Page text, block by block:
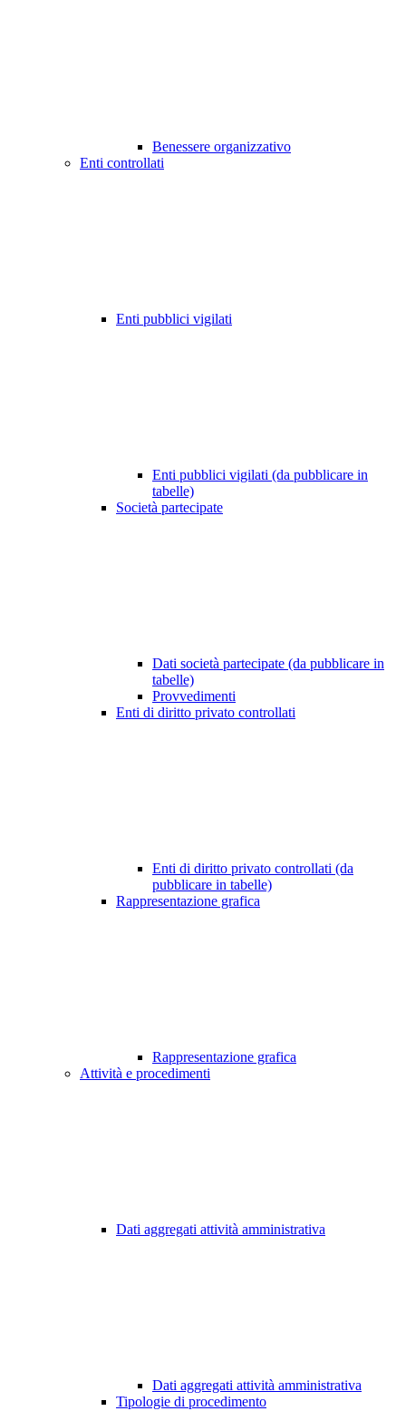
Benessere organizzativo
Enti controllati
Enti pubblici vigilati
Enti pubblici vigilati (da pubblicare in
tabelle)
Società partecipate
Dati società partecipate (da pubblicare in
tabelle)
Provvedimenti
Enti di diritto privato controllati
Enti di diritto privato controllati (da
pubblicare in tabelle)
Rappresentazione grafica
Rappresentazione grafica
Attività e procedimenti
Dati aggregati attività amministrativa
Dati aggregati attività amministrativa
Tipologie di procedimento